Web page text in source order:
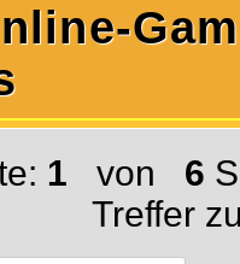
1 von 6
Treffer